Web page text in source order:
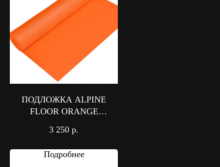
ПОДЛОЖКА ALPINE
FLOOR ORANGE
3 250 р.
Подробнее